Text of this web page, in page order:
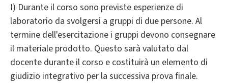
I) Durante il corso sono previste esperienze di
laboratorio da svolgersi a gruppi di due persone. Al
termine dell'esercitazione i gruppi devono consegnare
il materiale prodotto. Questo sarà valutato dal
docente durante il corso e costituirà un elemento di
giudizio integrativo per la successiva prova finale.